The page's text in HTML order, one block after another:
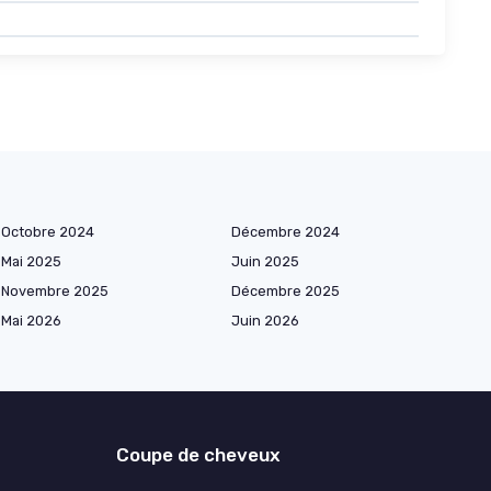
Octobre 2024
Décembre 2024
Mai 2025
Juin 2025
Novembre 2025
Décembre 2025
Mai 2026
Juin 2026
Coupe de cheveux